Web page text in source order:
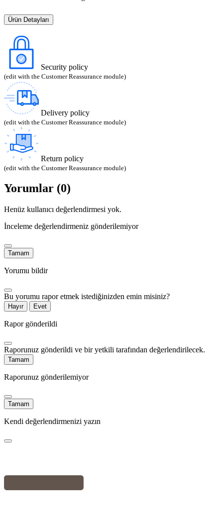
Ürün Detayları
Security policy
(edit with the Customer Reassurance module)
Delivery policy
(edit with the Customer Reassurance module)
Return policy
(edit with the Customer Reassurance module)
Yorumlar (0)
Henüz kullanıcı değerlendirmesi yok.
İnceleme değerlendirmeniz gönderilemiyor
Tamam
Yorumu bildir
Bu yorumu rapor etmek istediğinizden emin misiniz?
Hayır Evet
Rapor gönderildi
Raporunuz gönderildi ve bir yetkili tarafından değerlendirilecek.
Tamam
Raporunuz gönderilemiyor
Tamam
Kendi değerlendirmenizi yazın